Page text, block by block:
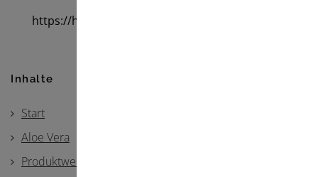
https://hundereha.mivita.care
Inhalte
Start
Aloe Vera
Produktwelt